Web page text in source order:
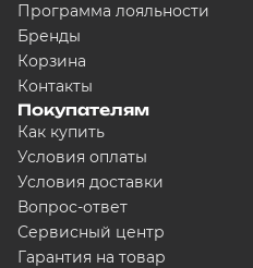
Программа лояльности
Бренды
Корзина
Контакты
Покупателям
Как купить
Условия оплаты
Условия доставки
Вопрос-ответ
Сервисный центр
Гарантия на товар